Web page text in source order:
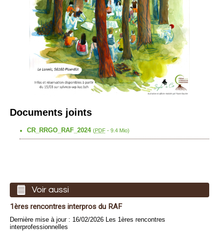
Documents joints
CR_RRGO_RAF_2024 (PDF- 9.4 Mio)
Voir aussi
1ères rencontres interpros du RAF
Dernière mise à jour : 16/02/2026 Les 1ères rencontres
interprofessionnelles